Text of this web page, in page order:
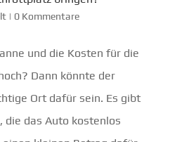
| 0 Kommentare
und die Kosten für die
Dann könnte der
Ort dafür sein. Es gibt
die das Auto kostenlos